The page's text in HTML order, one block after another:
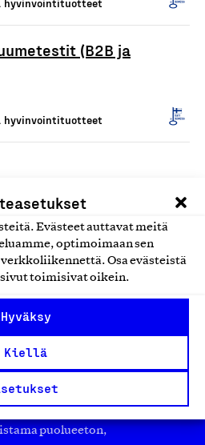
Evästeet auttavat meitä
optimoimaan sen
Osa evästeistä
toimisivat oikein.
Hyväksy
Kiellä
hyvinvointituotteet
(B2B ja
hyvinvointituotteet
Seuraava
puolueeton,